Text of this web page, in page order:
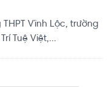
Vĩnh Lộc, trường
Tuệ Việt,...